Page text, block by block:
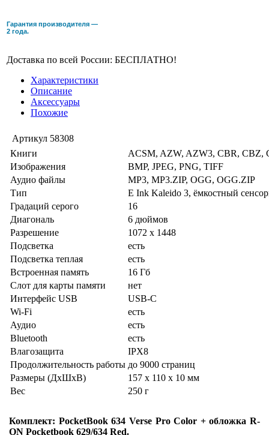
Гарантия производителя —
2 года.
Доставка по всей России: БЕСПЛАТНО!
Характеристики
Описание
Аксессуары
Похожие
Артикул 58308
Книги
ACSM, AZW, AZW3, CBR, CBZ,
Изображения
BMP, JPEG, PNG, TIFF
Аудио файлы
MP3, MP3.ZIP, OGG, OGG.ZIP
Тип
E Ink Kaleido 3, ёмкостный
Градаций серого
16
Диагональ
6 дюймов
Разрешение
1072 x 1448
Подсветка
есть
Подсветка теплая
есть
Встроенная память
16 Гб
Слот для карты памяти
нет
Интерфейс USB
USB-C
Wi-Fi
есть
Аудио
есть
Bluetooth
есть
Влагозащита
IPX8
Продолжительность работы до 9000 страниц
Размеры (ДхШхВ)
157 x 110 x 10 мм
Вес
250 г
Комплект: PocketBook 634 Verse Pro Color + обложка R-
ON Pocketbook 629/634 Red.